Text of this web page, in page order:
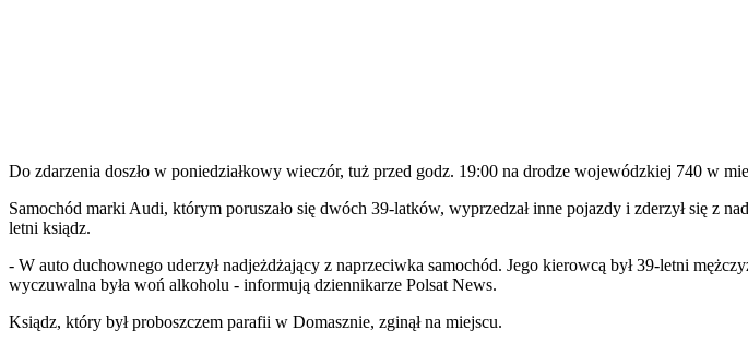
Do zdarzenia doszło w poniedziałkowy wieczór, tuż przed godz. 19:00 na drodze wojewódzkiej 740 w
Samochód marki Audi, którym poruszało się dwóch 39-latków, wyprzedzał inne pojazdy i zderzył się z
letni ksiądz.
- W auto duchownego uderzył nadjeżdżający z naprzeciwka samochód. Jego kierowcą był 39-letni
wyczuwalna była woń alkoholu - informują dziennikarze Polsat News.
Ksiądz, który był proboszczem parafii w Domasznie, zginął na miejscu.